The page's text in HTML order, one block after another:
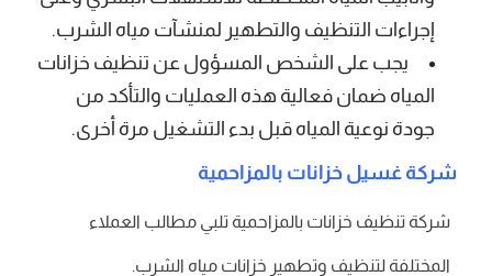
إجراءات التنظيف والتطهير لمنشآت مياه الشرب.
يجب على الشخص المسؤول عن تنظيف خزانات
المياه ضمان فعالية هذه العمليات والتأكد من
جودة نوعية المياه قبل بدء التشغيل مرة أخرى.
شركة غسيل خزانات بالمزاحمية
شركة تنظيف خزانات بالمزاحمية تلبي مطالب العملاء
المختلفة لتنظيف وتطهير خزانات مياه الشرب.